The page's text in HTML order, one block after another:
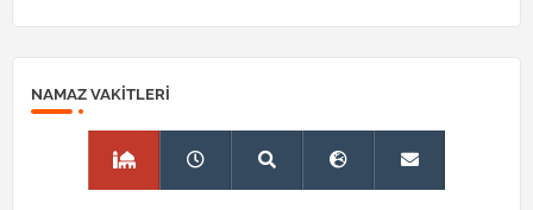
NAMAZ VAKITLERI